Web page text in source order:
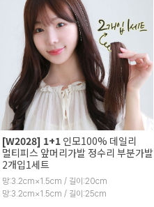
[W2028] 1+1 인모100% 데일리
멀티피스 앞머리가발 정수리 부분가발
2개입1세트
망:3.2cm×1.5cm / 길이:20cm
망:3.2cm×1.5cm / 길이:25cm